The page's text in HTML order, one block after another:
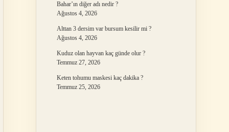
Bahar’ın diğer adı nedir ?
Ağustos 4, 2026
Alttan 3 dersim var bursum kesilir mi ?
Ağustos 4, 2026
Kuduz olan hayvan kaç günde olur ?
Temmuz 27, 2026
Keten tohumu maskesi kaç dakika ?
Temmuz 25, 2026